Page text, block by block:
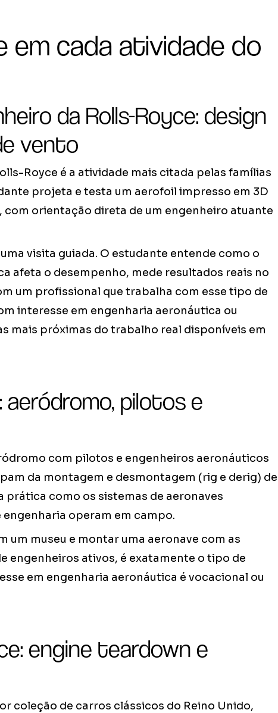
em cada atividade do
da Rolls-Royce: design
vento
Royce é a atividade mais citada pelas famílias
projeta e testa um aerofoil impresso em 3D
com orientação direta de um engenheiro atuante
visita guiada. O estudante entende como o
afeta o desempenho, mede resultados reais no
um profissional que trabalha com esse tipo de
interesse em engenharia aeronáutica ou
mais próximas do trabalho real disponíveis em
aeródromo, pilotos e
com pilotos e engenheiros aeronáuticos
da montagem e desmontagem (rig e derig) de
prática como os sistemas de aeronaves
operam em campo.
um museu e montar uma aeronave com as
engenheiros ativos, é exatamente o tipo de
em engenharia aeronáutica é vocacional ou
engine teardown e
coleção de carros clássicos do Reino Unido,